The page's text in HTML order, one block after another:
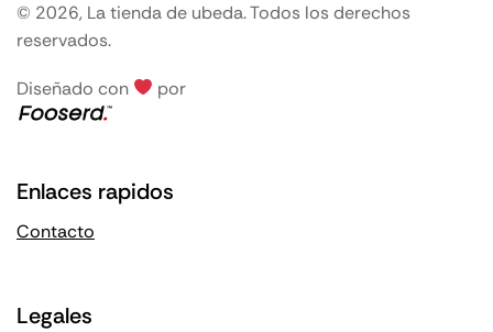
© 2026, La tienda de ubeda. Todos los derechos
reservados.
Diseñado con por
Enlaces rapidos
Contacto
Legales